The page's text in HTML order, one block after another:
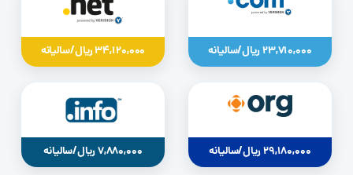
23,710,000 ریال/سالیانه 34,120,000 ریال/سالیانه
29,180,000 ریال/سالیانه 7,880,000 ریال/سالیانه